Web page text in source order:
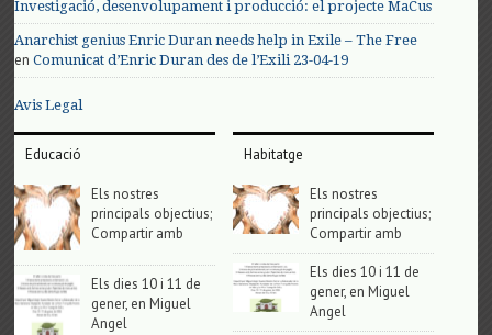
Investigació, desenvolupament i producció: el projecte MaCus
Anarchist genius Enric Duran needs help in Exile – The Free
enComunicat d’Enric Duran des de l’Exili 23-04-19
Avis Legal
Educació
Els nostres
principals objectius;
Compartir amb
Els dies 10 i 11 de
gener, en Miguel
Angel
Habitatge
Els nostres
principals objectius;
Compartir amb
Els dies 10 i 11 de
gener, en Miguel
Angel